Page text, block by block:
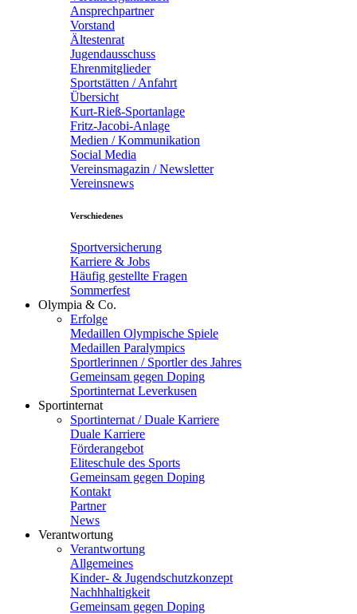
Ansprechpartner
Vorstand
Ältestenrat
Jugendausschuss
Ehrenmitglieder
Sportstätten / Anfahrt
Übersicht
Kurt-Rieß-Sportanlage
Fritz-Jacobi-Anlage
Medien / Kommunikation
Social Media
Vereinsmagazin / Newsletter
Vereinsnews
Verschiedenes
Sportversicherung
Karriere & Jobs
Häufig gestellte Fragen
Sommerfest
Olympia & Co.
Erfolge
Medaillen Olympische Spiele
Medaillen Paralympics
Sportlerinnen / Sportler des Jahres
Gemeinsam gegen Doping
Sportinternat Leverkusen
Sportinternat
Sportinternat / Duale Karriere
Duale Karriere
Förderangebot
Eliteschule des Sports
Gemeinsam gegen Doping
Kontakt
Partner
News
Verantwortung
Verantwortung
Allgemeines
Kinder- & Jugendschutzkonzept
Nachhhaltigkeit
Gemeinsam gegen Doping